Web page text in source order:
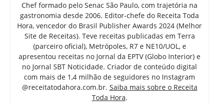
Chef formado pelo Senac São Paulo, com trajetória na
gastronomia desde 2006. Editor-chefe do Receita Toda
Hora, vencedor do Brasil Publisher Awards 2024 (Melhor
Site de Receitas). Teve receitas publicadas em Terra
(parceiro oficial), Metrópoles, R7 e NE10/UOL, e
apresentou receitas no Jornal da EPTV (Globo Interior) e
no Jornal SBT Noticidade. Criador de conteúdo digital
com mais de 1,4 milhão de seguidores no Instagram
@receitatodahora.com.br. Saiba mais sobre o Receita
Toda Hora.